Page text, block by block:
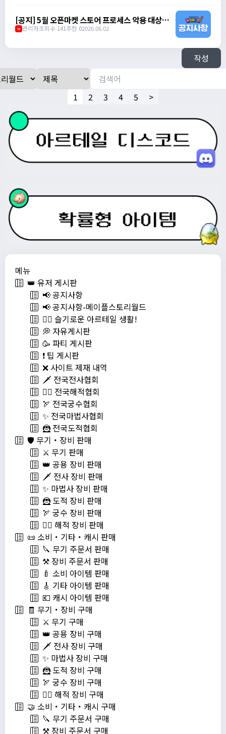
메뉴
👑 유저 게시판
📢 공지사항
📢 공지사항-메이플스토리월드
💁‍♂ 슬기로운 아르테일 생활!
💭 자유게시판
🥳 파티 게시판
❗️ 팁 게시판
❌ 사이트 제재 내역
🗡️ 전국전사협회
🏴‍☠️ 전국해적협회
🏹 전국궁수협회
✨ 전국마법사협회
🦹 전국도적협회
🛡️ 무기・장비 판매
⚔️ 무기 판매
👑 공용 장비 판매
🗡️ 전사 장비 판매
✨ 마법사 장비 판매
🦹 도적 장비 판매
🏹 궁수 장비 판매
🏴‍☠️ 해적 장비 판매
📜 소비・기타・캐시 판매
🔪 무기 주문서 판매
⚒️ 장비 주문서 판매
🍼 소비 아이템 판매
🎸 기타 아이템 판매
💶 캐시 아이템 판매
🧾 무기・장비 구매
⚔️ 무기 구매
👑 공용 장비 구매
🗡️ 전사 장비 구매
✨ 마법사 장비 구매
🦹 도적 장비 구매
🏹 궁수 장비 구매
🏴‍☠️ 해적 장비 구매
🤝 소비・기타・캐시 구매
🔪 무기 주문서 구매
⚒️ 장비 주문서 구매
[공지] 5월 오픈마켓 스토어 프로세스 악용 대상자
제재 안내
M 관리자조회수 141추천 02026.06.02
작성
1 2 3 4 5 >